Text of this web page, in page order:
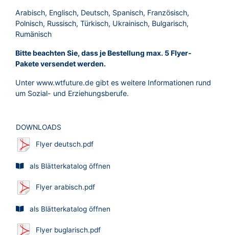
Arabisch, Englisch, Deutsch, Spanisch, Französisch,
Polnisch, Russisch, Türkisch, Ukrainisch, Bulgarisch,
Rumänisch
Bitte beachten Sie, dass je Bestellung max. 5 Flyer-
Pakete versendet werden.
Unter www.wtfuture.de gibt es weitere Informationen rund
um Sozial- und Erziehungsberufe.
DOWNLOADS
Flyer deutsch.pdf
als Blätterkatalog öffnen
Flyer arabisch.pdf
als Blätterkatalog öffnen
Flyer buglarisch.pdf